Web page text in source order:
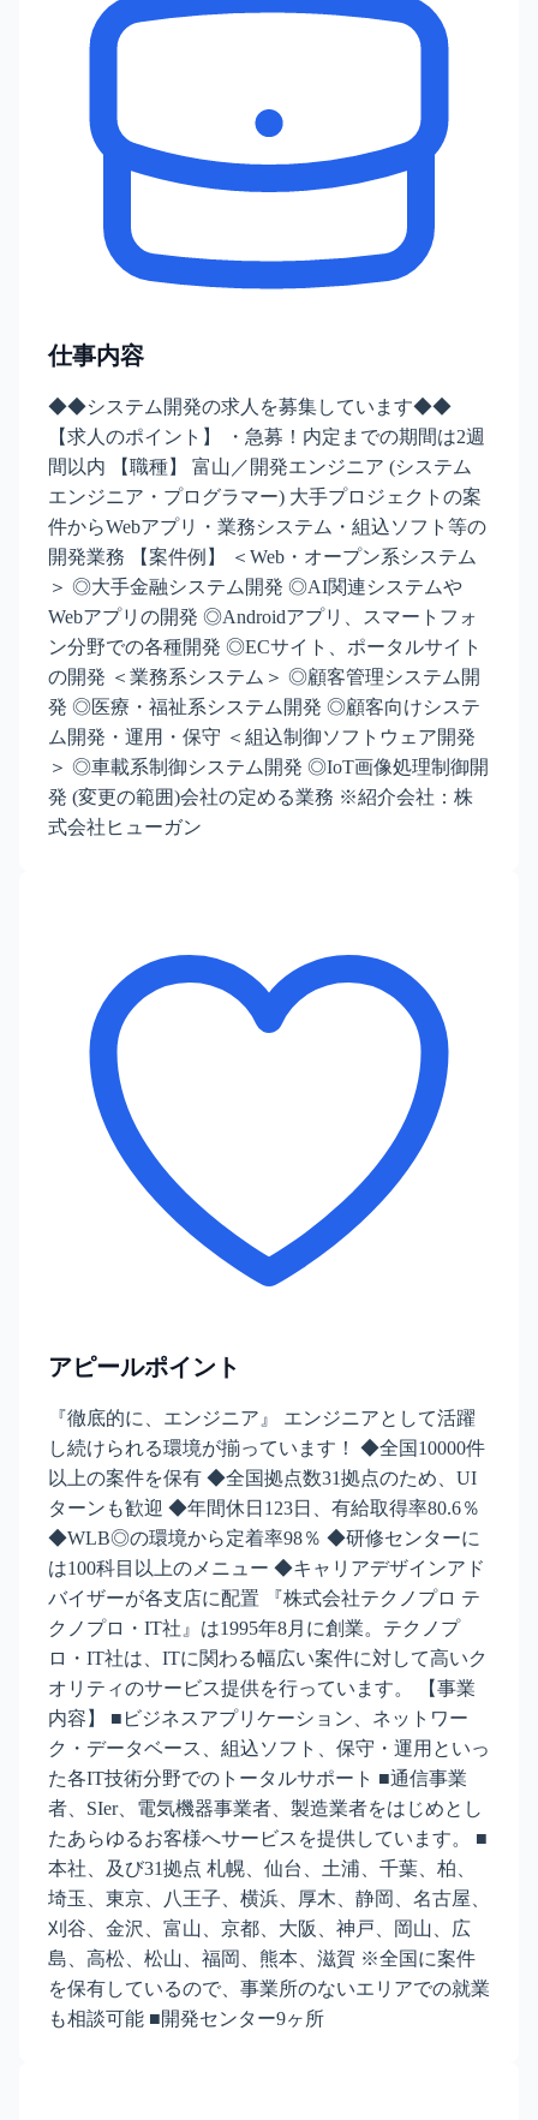
仕事内容
◆◆システム開発の求人を募集しています◆◆
【求人のポイント】 ・急募！内定までの期間は2週
間以内 【職種】 富山／開発エンジニア (システム
エンジニア・プログラマー) 大手プロジェクトの案
件からWebアプリ・業務システム・組込ソフト等の
開発業務 【案件例】 ＜Web・オープン系システム
＞ ◎大手金融システム開発 ◎AI関連システムや
Webアプリの開発 ◎Androidアプリ、スマートフォ
ン分野での各種開発 ◎ECサイト、ポータルサイト
の開発 ＜業務系システム＞ ◎顧客管理システム開
発 ◎医療・福祉系システム開発 ◎顧客向けシステ
ム開発・運用・保守 ＜組込制御ソフトウェア開発
＞ ◎車載系制御システム開発 ◎IoT画像処理制御開
発 (変更の範囲)会社の定める業務 ※紹介会社：株
式会社ヒューガン
アピールポイント
『徹底的に、エンジニア』 エンジニアとして活躍
し続けられる環境が揃っています！ ◆全国10000件
以上の案件を保有 ◆全国拠点数31拠点のため、UI
ターンも歓迎 ◆年間休日123日、有給取得率80.6％
◆WLB◎の環境から定着率98％ ◆研修センターに
は100科目以上のメニュー ◆キャリアデザインアド
バイザーが各支店に配置 『株式会社テクノプロ テ
クノプロ・IT社』は1995年8月に創業。テクノプ
ロ・IT社は、ITに関わる幅広い案件に対して高いク
オリティのサービス提供を行っています。 【事業
内容】 ■ビジネスアプリケーション、ネットワー
ク・データベース、組込ソフト、保守・運用といっ
た各IT技術分野でのトータルサポート ■通信事業
者、SIer、電気機器事業者、製造業者をはじめとし
たあらゆるお客様へサービスを提供しています。 ■
本社、及び31拠点 札幌、仙台、土浦、千葉、柏、
埼玉、東京、八王子、横浜、厚木、静岡、名古屋、
刈谷、金沢、富山、京都、大阪、神戸、岡山、広
島、高松、松山、福岡、熊本、滋賀 ※全国に案件
を保有しているので、事業所のないエリアでの就業
も相談可能 ■開発センター9ヶ所